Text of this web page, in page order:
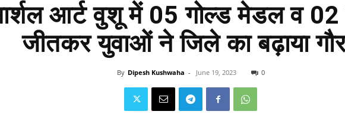
आर्ट वुशू में 05 गोल्ड मेडल व
जीतकर युवाओं ने जिले का बढ़ाया
By Dipesh Kushwaha - June 19, 2023 0